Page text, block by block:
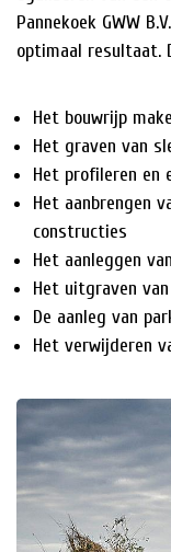
Pannekoek GWW
optimaal resultaat.
Het bouwrijp
Het graven van
Het profileren en
Het aanbrengen
constructies
Het aanleggen
Het uitgraven
De aanleg van
Het verwijderen